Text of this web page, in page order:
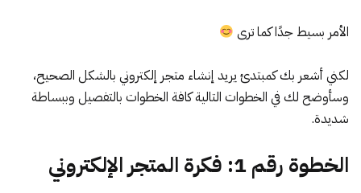
الأمر بسيط جدًا كما ترى
لكني أشعر بك كمبتدئ يريد إنشاء متجر إلكتروني بالشكل الصحيح،
وسأوضح لك في الخطوات التالية كافة الخطوات بالتفصيل وببساطة
شديدة.
الخطوة رقم 1: فكرة المتجر الإلكتروني